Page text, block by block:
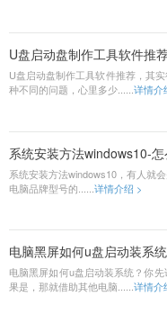
U盘启动盘制作工具软件推
U盘启动盘制作工具软件推荐，其
种不同的问题，心里多少......详情介
系统安装方法windows10-
系统安装方法windows10，有人就
电脑品牌型号的...... 详情介绍 >
电脑黑屏如何u盘启动装系
电脑黑屏如何u盘启动装系统？你
果是，那就借助其他电脑......详情介